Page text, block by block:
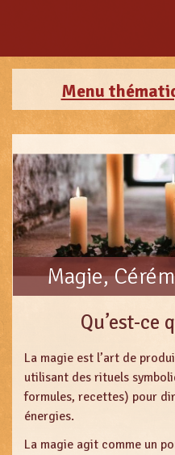
Menu
Magie,
Qu’est-ce
La magie est l’art de
utilisant des rituels
formules, recettes) pour
énergies.
La magie agit comme un